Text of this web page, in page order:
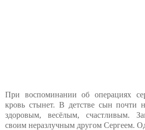
При воспоминании об операциях
кровь стынет. В детстве сын почти
здоровым, весёлым, счастливым.
своим неразлучным другом Сергеем.